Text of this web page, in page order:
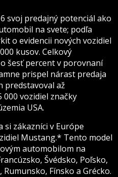
svoj predajný potenciál ako
na svete; podľa
o evidencii nových vozidiel
kusov. Celkový
šesť percent v porovnaní
prispel nárast predaja
predstavoval až
000 vozidiel značky
USA.
zákazníci v Európe
Mustang.* Tento model
automobilom na
Švédsko, Poľsko,
Fínsko a Grécko.